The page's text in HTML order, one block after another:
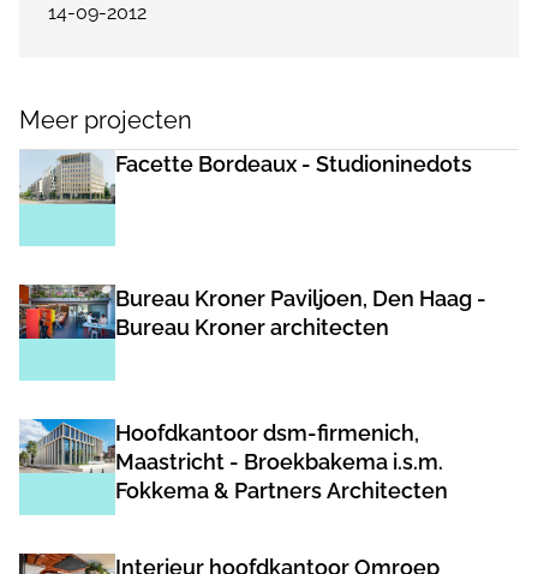
14-09-2012
Meer projecten
Facette Bordeaux - Studioninedots
Bureau Kroner Paviljoen, Den Haag -
Bureau Kroner architecten
Hoofdkantoor dsm-firmenich,
Maastricht - Broekbakema i.s.m.
Fokkema & Partners Architecten
Interieur hoofdkantoor Omroep